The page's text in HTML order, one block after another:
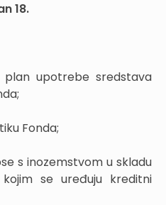
18.
upotrebe sredstava
Fonda;
s inozemstvom u skladu
se uređuju kreditni